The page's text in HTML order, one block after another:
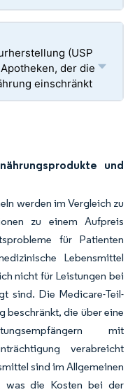
(USP
der die
einschränkt
und
werden im Vergleich zu
zu einem Aufpreis
für Patienten
Lebensmittel
nicht für Leistungen bei
sind. Die Medicare-Teil-
beschränkt, die über eine
mit
verabreicht
sind im Allgemeinen
was die Kosten bei der